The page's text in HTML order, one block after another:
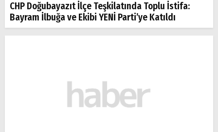
CHP Doğubayazıt İlçe Teşkilatında Toplu İstifa:
Bayram İlbuğa ve Ekibi YENİ Parti’ye Katıldı